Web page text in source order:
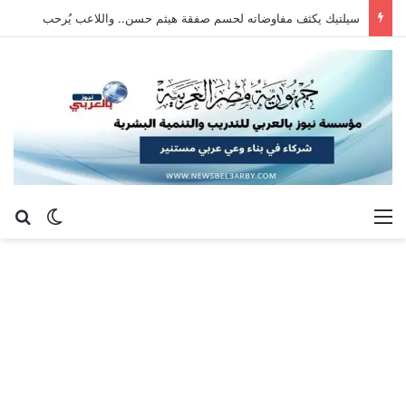
سيلتيك يكثف مفاوضاته لحسم صفقة هيثم حسن.. واللاعب يُرحب
الوضع القائمة